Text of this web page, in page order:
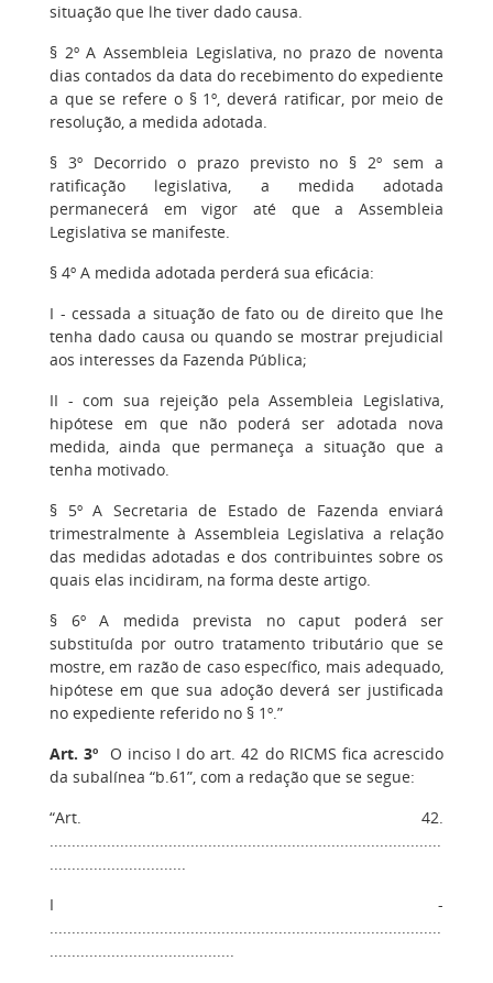
situação que lhe tiver dado causa.
§ 2º A Assembleia Legislativa, no prazo de noventa
dias contados da data do recebimento do expediente
a que se refere o § 1º, deverá ratificar, por meio de
resolução, a medida adotada.
§ 3º Decorrido o prazo previsto no § 2º sem a
ratificação legislativa, a medida adotada
permanecerá em vigor até que a Assembleia
Legislativa se manifeste.
§ 4º A medida adotada perderá sua eficácia:
I - cessada a situação de fato ou de direito que lhe
tenha dado causa ou quando se mostrar prejudicial
aos interesses da Fazenda Pública;
II - com sua rejeição pela Assembleia Legislativa,
hipótese em que não poderá ser adotada nova
medida, ainda que permaneça a situação que a
tenha motivado.
§ 5º A Secretaria de Estado de Fazenda enviará
trimestralmente à Assembleia Legislativa a relação
das medidas adotadas e dos contribuintes sobre os
quais elas incidiram, na forma deste artigo.
§ 6º A medida prevista no caput poderá ser
substituída por outro tratamento tributário que se
mostre, em razão de caso específico, mais adequado,
hipótese em que sua adoção deverá ser justificada
no expediente referido no § 1º.”
Art. 3º O inciso I do art. 42 do RICMS fica acrescido
da subalínea “b.61”, com a redação que se segue:
“Art. 42.
.........................................................................................
...............................
I -
.........................................................................................
..........................................